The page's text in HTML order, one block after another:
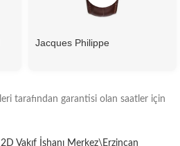
Jacques Philippe
tarafından garantisi olan saatler için
Vakıf İşhanı Merkez\Erzincan